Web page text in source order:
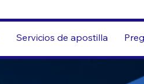
Servicios de apostilla